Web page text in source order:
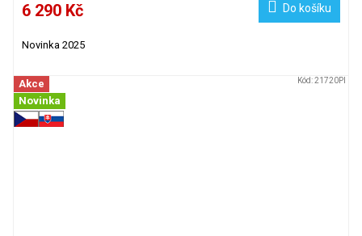
6 290 Kč Do košíku
Novinka 2025
Akce
Novinka
Kód:21720PI